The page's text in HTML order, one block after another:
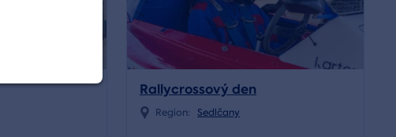
Rallycrossový den
Region: Sedlčany